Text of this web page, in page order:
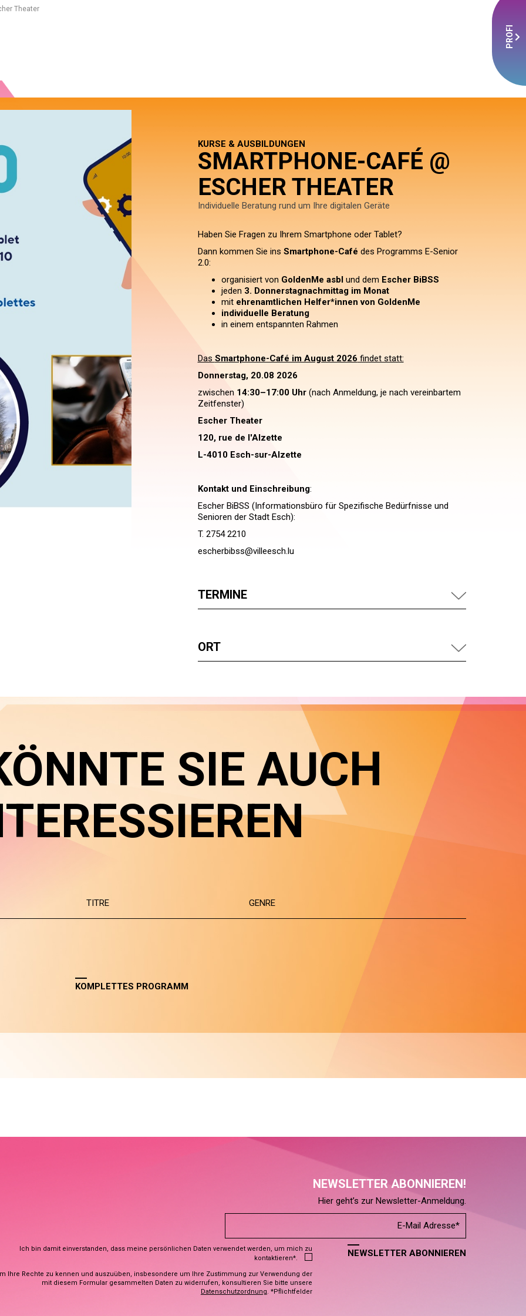
PROFI
Theater
KURSE & AUSBILDUNGEN
SMARTPHONE-CAFÉ @
ESCHER THEATER
Individuelle Beratung rund um Ihre digitalen Geräte
Haben Sie Fragen zu Ihrem Smartphone oder Tablet?
Dann kommen Sie ins Smartphone-Café des Programms E-Senior
2.0:
organisiert von GoldenMe asblund dem Escher BiBSS
jeden 3. Donnerstagnachmittag im Monat
mit ehrenamtlichen Helfer*innen von GoldenMe
individuelle Beratung
in einem entspannten Rahmen
Das Smartphone-Café im August 2026 findet statt:
Donnerstag, 20.08 2026
zwischen 14:30–17:00 Uhr (nach Anmeldung, je nach vereinbartem
Zeitfenster)
Escher Theater
120, rue de l'Alzette
L-4010 Esch-sur-Alzette
Kontakt und Einschreibung:
Escher BiBSS (Informationsbüro für Spezifische Bedürfnisse und
Senioren der Stadt Esch):
T. 2754 2210
escherbibss@villeesch.lu
TERMINE
ORT
SIE AUCH
TITRE GENRE
KOMPLETTES PROGRAMM
NEWSLETTER ABONNIEREN!
Hier geht’s zur Newsletter-Anmeldung.
Ich bin damit einverstanden, dass meine persönlichen Daten verwendet werden, um mich zu
kontaktieren*.
Ihre Rechte zu kennen und auszuüben, insbesondere um Ihre Zustimmung zur Verwendung der
mit diesem Formular gesammelten Daten zu widerrufen, konsultieren Sie bitte unsere
Datenschutzordnung. *Pflichtfelder
NEWSLETTER ABONNIEREN